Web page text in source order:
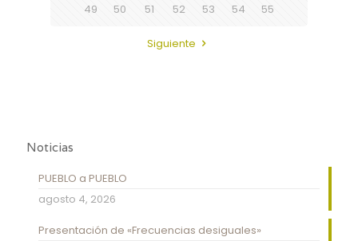
49
50 51 52 53 54 55
Siguiente
Noticias
PUEBLO a PUEBLO
agosto 4, 2026
Presentación de «Frecuencias desiguales»